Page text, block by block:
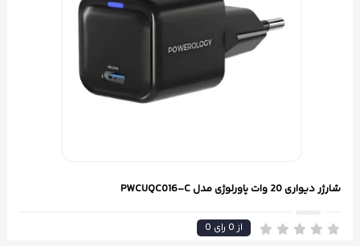
شارژر دیواری 20 وات پاورلوژی مدل PWCUQC016-C
0 از0 رای